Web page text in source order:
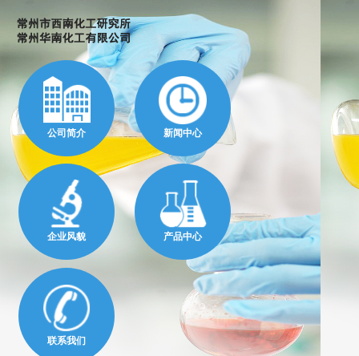
公司简介 新闻中心
企业风貌 产品中心
联系我们